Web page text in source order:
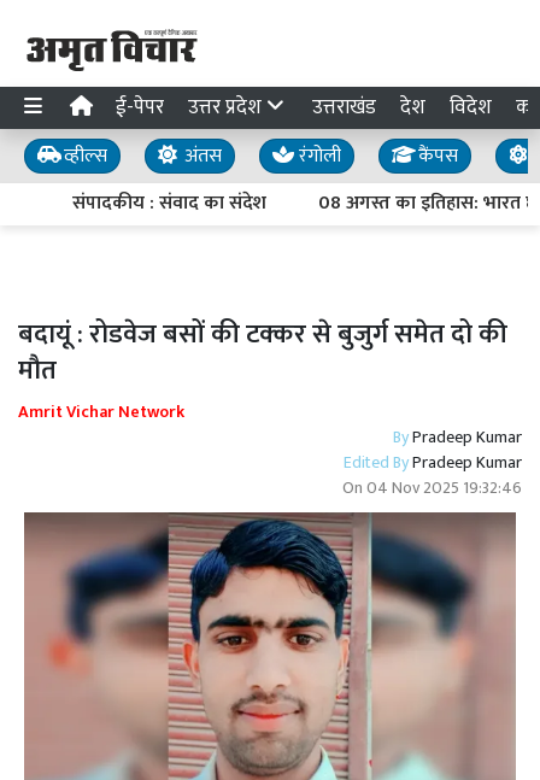
ई-पेपर उत्तर प्रदेश उत्तराखंड देश विदेश
व्हील्स अंतस रंगोली कैंपस
संपादकीय : संवाद का संदेश
08 अगस्त का इतिहास: भारत
बदायूं : रोडवेज बसों की टक्कर से बुजुर्ग समेत दो की
मौत
Amrit Vichar Network
ByPradeep Kumar
Edited ByPradeep Kumar
On04 Nov 2025 19:32:46